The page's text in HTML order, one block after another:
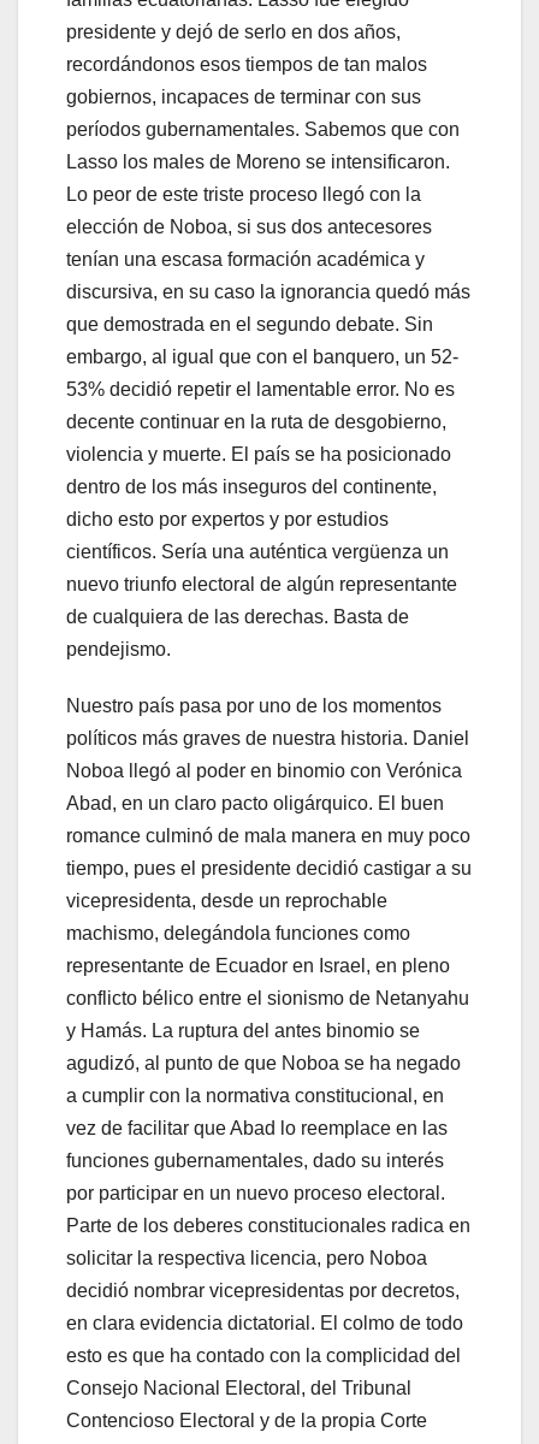
presidente y dejó de serlo en dos años,
recordándonos esos tiempos de tan malos
gobiernos, incapaces de terminar con sus
períodos gubernamentales. Sabemos que con
Lasso los males de Moreno se intensificaron.
Lo peor de este triste proceso llegó con la
elección de Noboa, si sus dos antecesores
tenían una escasa formación académica y
discursiva, en su caso la ignorancia quedó más
que demostrada en el segundo debate. Sin
embargo, al igual que con el banquero, un 52-
53% decidió repetir el lamentable error. No es
decente continuar en la ruta de desgobierno,
violencia y muerte. El país se ha posicionado
dentro de los más inseguros del continente,
dicho esto por expertos y por estudios
científicos. Sería una auténtica vergüenza un
nuevo triunfo electoral de algún representante
de cualquiera de las derechas. Basta de
pendejismo.
Nuestro país pasa por uno de los momentos
políticos más graves de nuestra historia. Daniel
Noboa llegó al poder en binomio con Verónica
Abad, en un claro pacto oligárquico. El buen
romance culminó de mala manera en muy poco
tiempo, pues el presidente decidió castigar a su
vicepresidenta, desde un reprochable
machismo, delegándola funciones como
representante de Ecuador en Israel, en pleno
conflicto bélico entre el sionismo de Netanyahu
y Hamás. La ruptura del antes binomio se
agudizó, al punto de que Noboa se ha negado
a cumplir con la normativa constitucional, en
vez de facilitar que Abad lo reemplace en las
funciones gubernamentales, dado su interés
por participar en un nuevo proceso electoral.
Parte de los deberes constitucionales radica en
solicitar la respectiva licencia, pero Noboa
decidió nombrar vicepresidentas por decretos,
en clara evidencia dictatorial. El colmo de todo
esto es que ha contado con la complicidad del
Consejo Nacional Electoral, del Tribunal
Contencioso Electoral y de la propia Corte